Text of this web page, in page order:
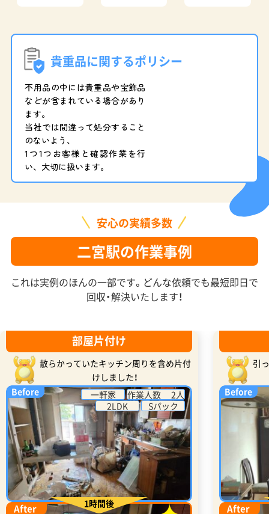
貴重品に関するポリシー
不用品の中には貴重品や宝飾品
などが含まれている場合があり
ます。
当社では間違って処分すること
のないよう、
1つ1つお客様と確認作業を行
い、大切に扱います。
安心の実績多数
二宮駅の作業事例
これは実例のほんの一部です。どんな依頼でも最短即日で
回収・解決いたします！
部屋片付け
散らかっていたキッチン周りを含め片付
けしました！
Before
一軒家
作業人数 2人
2LDK
Sパック
After 1時間後
引
Before
After